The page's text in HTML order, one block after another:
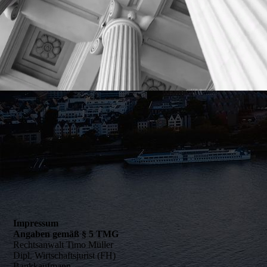
Impressum
Angaben gemäß § 5 TMG
Rechtsanwalt Timo Müller
Dipl. Wirtschaftsjurist (FH)